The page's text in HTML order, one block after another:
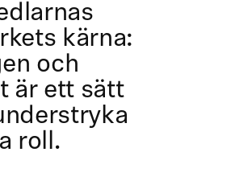
kärna:
och
är ett sätt
roll.